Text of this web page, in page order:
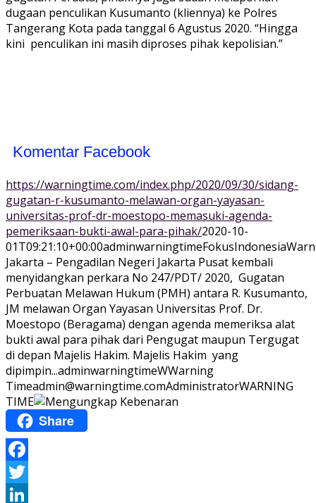
dugaan penculikan Kusumanto (kliennya) ke Polres
Tangerang Kota pada tanggal 6 Agustus 2020. “Hingga
kini penculikan ini masih diproses pihak kepolisian.”
Komentar Facebook
https://warningtime.com/index.php/2020/09/30/sidang-
gugatan-r-kusumanto-melawan-organ-yayasan-
universitas-prof-dr-moestopo-memasuki-agenda-
pemeriksaan-bukti-awal-para-pihak/2020-10-
01T09:21:10+00:00adminwarningtimeFokusIndonesia
Jakarta – Pengadilan Negeri Jakarta Pusat kembali
menyidangkan perkara No 247/PDT/ 2020, Gugatan
Perbuatan Melawan Hukum (PMH) antara R. Kusumanto,
JM melawan Organ Yayasan Universitas Prof. Dr.
Moestopo (Beragama) dengan agenda memeriksa alat
bukti awal para pihak dari Pengugat maupun Tergugat
di depan Majelis Hakim. Majelis Hakim yang
dipimpin...adminwarningtimeWWarning
Timeadmin@warningtime.comAdministratorWARNING
TIME
Share
Facebook
Twitter